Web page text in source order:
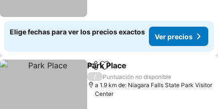
Elige fechas para ver los precios exactos
Ver precios
CompartirAgregar a favoritos
Park Place
/
Puntuación no disponible
a 1.9 km de: Niagara Falls State Park Visitor
Center